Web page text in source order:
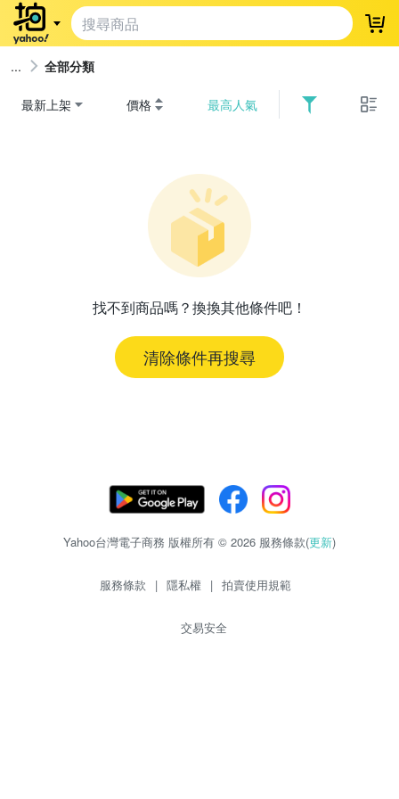
登
全部分類
最新上架 價格 最高人氣
找不到商品嗎？換換其他條件吧！
清除條件再搜尋
Yahoo台灣電子商務 版權所有 © 2026 服務條款(更新)
服務條款 | 隱私權 | 拍賣使用規範
交易安全